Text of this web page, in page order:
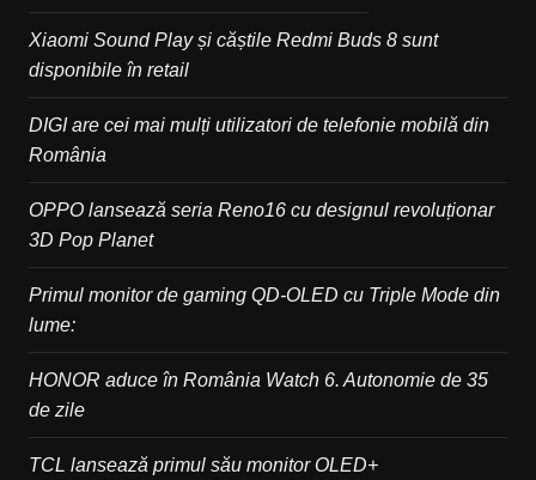
Xiaomi Sound Play și căștile Redmi Buds 8 sunt
disponibile în retail
DIGI are cei mai mulți utilizatori de telefonie mobilă din
România
OPPO lansează seria Reno16 cu designul revoluționar
3D Pop Planet
Primul monitor de gaming QD-OLED cu Triple Mode din
lume:
HONOR aduce în România Watch 6. Autonomie de 35
de zile
TCL lansează primul său monitor OLED+